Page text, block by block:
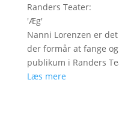
Randers Teater:
'Æg'
Nanni Lorenzen er
der formår at fange
publikum i Randers
Læs mere